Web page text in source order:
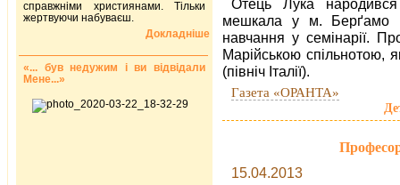
Отець Лука народився
мешкала у м. Берґамо
навчання у семінарії.
Марійською спільнотою,
(північ Італії).
Газета «ОРАНТА»
15.04.2013
справжніми християнами. Тільки
жертвуючи набуваєш.
Докладніше
«... був недужим і ви відвідали
Мене...»